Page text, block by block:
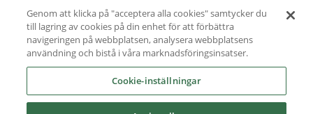
Följ oss
Genom att klicka på "acceptera alla cookies" samtycker du
till lagring av cookies på din enhet för att förbättra
navigeringen på webbplatsen, analysera webbplatsens
användning och bistå i våra marknadsföringsinsatser.
Cookie-inställningar